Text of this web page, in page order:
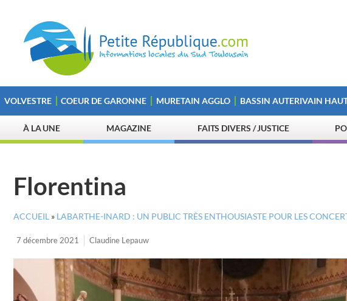
VOLVESTRE COEUR DE GARONNE MURETAIN AGGLO BASSIN AUTERIVAIN
À LA UNE MAGAZINE FAITS DIVERS / JUSTICE
Florentina
ACCUEIL » LABARTHE-INARD : UN PUBLIC TRÈS ENTHOUSIASTE POUR LES
7 décembre 2021 Claudine Lepauw